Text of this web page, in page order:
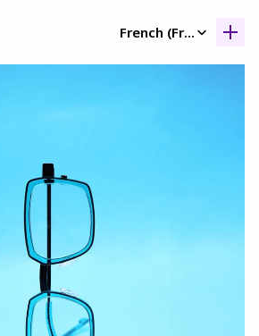
French (France)